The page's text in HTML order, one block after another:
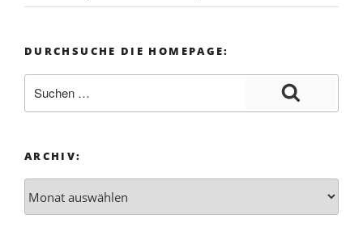
DURCHSUCHE DIE HOMEPAGE:
ARCHIV: